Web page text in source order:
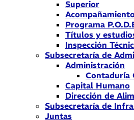
Superior
Programa
Títulos y
Inspección
Subsecretaría de
Administración
Contaduría
Capital Humano
Dirección de
Subsecretaría de
Juntas